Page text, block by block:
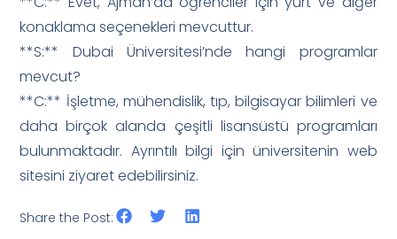
konaklama seçenekleri mevcuttur.
**S:** Dubai Üniversitesi’nde hangi programlar
mevcut?
**C:** İşletme, mühendislik, tıp, bilgisayar bilimleri ve
daha birçok alanda çeşitli lisansüstü programları
bulunmaktadır. Ayrıntılı bilgi için üniversitenin web
sitesini ziyaret edebilirsiniz.
Share the Post: